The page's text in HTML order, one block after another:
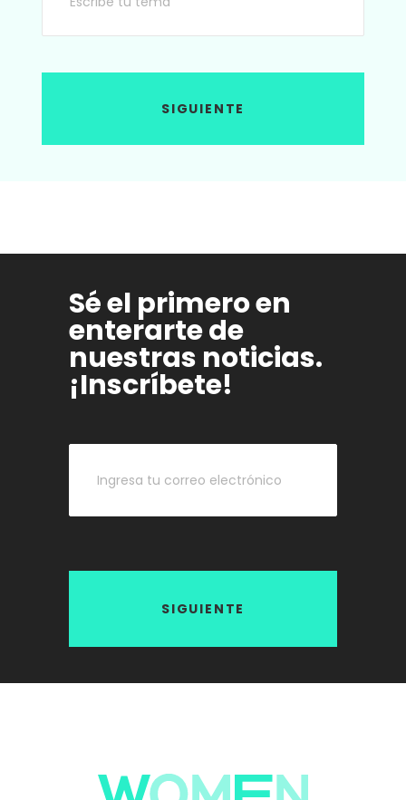
SIGUIENTE
Sé el primero en
enterarte de
nuestras noticias.
¡Inscríbete!
SIGUIENTE